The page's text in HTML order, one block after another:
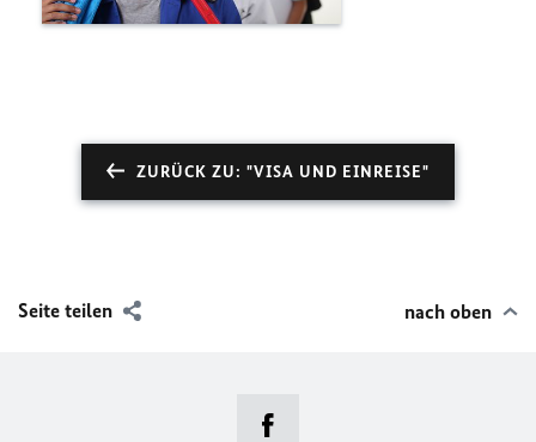
ZURÜCK ZU: "VISA UND EINREISE"
Seite teilen nach oben